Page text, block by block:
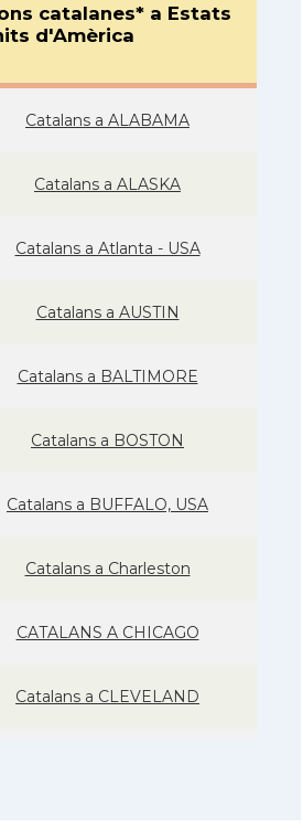
catalanes* a Estats
d'Amèrica
Catalans a ALABAMA
Catalans a ALASKA
Catalans a Atlanta - USA
Catalans a AUSTIN
Catalans a BALTIMORE
Catalans a BOSTON
Catalans a BUFFALO, USA
Catalans a Charleston
CATALANS A CHICAGO
Catalans a CLEVELAND